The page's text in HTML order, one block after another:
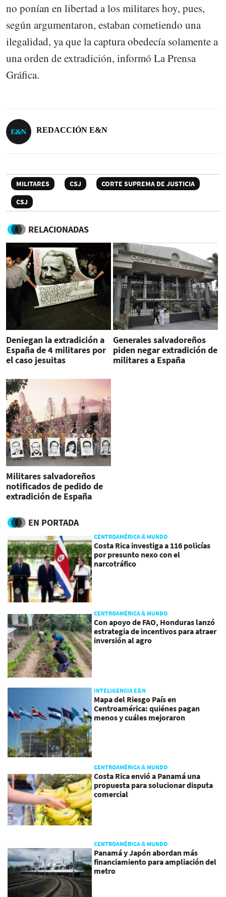
no ponían en libertad a los militares hoy, pues,
según argumentaron, estaban cometiendo una
ilegalidad, ya que la captura obedecía solamente a
una orden de extradición, informó La Prensa
Gráfica.
REDACCIÓN E&N
MILITARES CSJ
CORTE SUPREMA DE JUSTICIA
CSJ
RELACIONADAS
Deniegan la extradición a
España de 4 militares por
el caso jesuitas
Generales salvadoreños
piden negar extradición de
militares a España
Militares salvadoreños
notificados de pedido de
extradición de España
EN PORTADA
CENTROAMÉRICA & MUNDO
Costa Rica investiga a 116 policías
por presunto nexo con el
narcotráfico
CENTROAMÉRICA & MUNDO
Con apoyo de FAO, Honduras lanzó
estrategia de incentivos para atraer
inversión al agro
INTELIGENCIA E&N
Mapa del Riesgo País en
Centroamérica: quiénes pagan
menos y cuáles mejoraron
CENTROAMÉRICA & MUNDO
Costa Rica envió a Panamá una
propuesta para solucionar disputa
comercial
CENTROAMÉRICA & MUNDO
Panamá y Japón abordan más
financiamiento para ampliación del
metro